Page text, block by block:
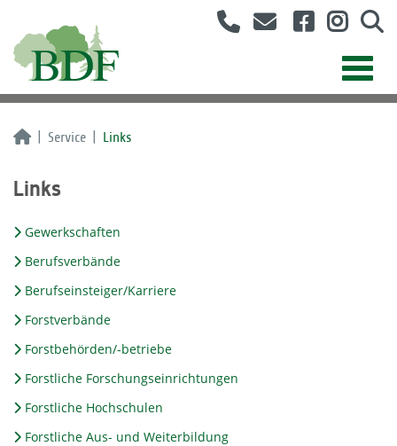
Service Links
Links
Gewerkschaften
Berufsverbände
Berufseinsteiger/Karriere
Forstverbände
Forstbehörden/-betriebe
Forstliche Forschungseinrichtungen
Forstliche Hochschulen
Forstliche Aus- und Weiterbildung